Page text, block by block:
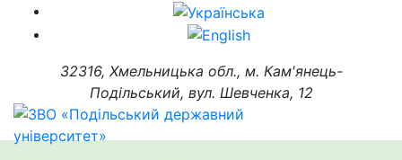
32316, Хмельницька обл., м. Кам'янець-
Подільський, вул. Шевченка, 12